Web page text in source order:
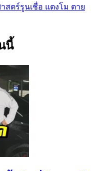
สตร์รูนเชื่อ แตงโม ตาย
นี้